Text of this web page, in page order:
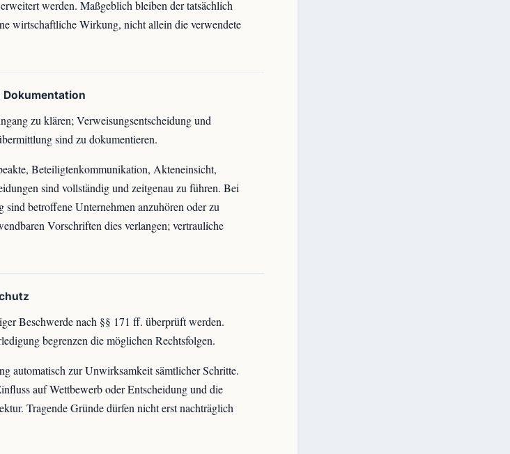
werden. Maßgeblich bleiben der tatsächlich
wirtschaftliche Wirkung, nicht allein die verwendete
Dokumentation
zu klären; Verweisungsentscheidung und
sind zu dokumentieren.
Beteiligtenkommunikation, Akteneinsicht,
sind vollständig und zeitgenau zu führen. Bei
betroffene Unternehmen anzuhören oder zu
Vorschriften dies verlangen; vertrauliche
Beschwerde nach §§ 171 ff. überprüft werden.
begrenzen die möglichen Rechtsfolgen.
automatisch zur Unwirksamkeit sämtlicher Schritte.
auf Wettbewerb oder Entscheidung und die
Tragende Gründe dürfen nicht erst nachträglich